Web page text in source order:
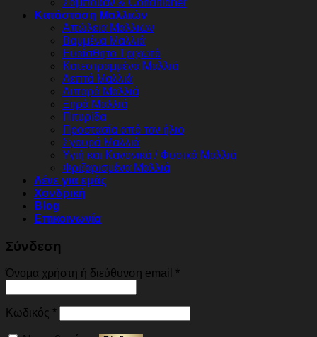
Κατάσταση Μαλλιών
Απώλεια Μαλλιών
Βαμμένα Μαλλιά
Ευαίσθητο Τριχωτό
Κατεστραμμένα Μαλλιά
Λεπτά Μαλλιά
Λιπαρά Μαλλιά
Ξηρά Μαλλιά
Πιτυρίδα
Προστασία από τον ήλιο
Σγουρά Μαλλιά
Υγιή και Κανονικά / Φυσικά Μαλλιά
Φριζαρισμένα Μαλλιά
Λένε για εμάς
Χονδρική
Blog
Επικοινωνία
Σύνδεση
Όνομα χρήστη ή διεύθυνση email *Απαιτείται
Κωδικός *Απαιτείται